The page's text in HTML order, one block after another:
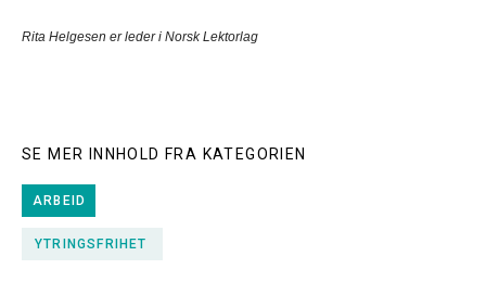
Rita Helgesen er leder i Norsk Lektorlag
SE MER INNHOLD FRA KATEGORIEN
ARBEID
YTRINGSFRIHET